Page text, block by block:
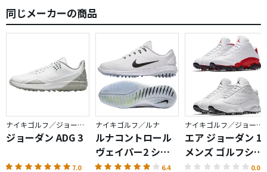
同じメーカーの商品
ナイキゴルフ／ジョーダン
ジョーダン ADG 3
7.0
ナイキゴルフ／ルナ
ルナコントロール
ヴェイパー2 シュ
ーズ
6.4
ナイキゴルフ／ジョーダン
エア ジョーダン 13
メンズ ゴルフシュ
ーズ
0.0